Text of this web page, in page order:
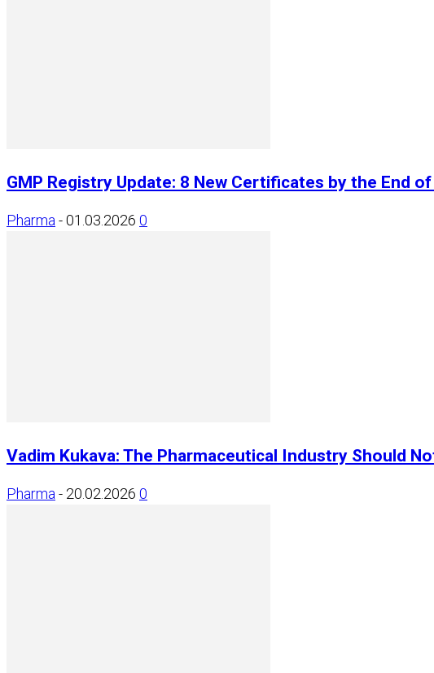
GMP Registry Update: 8 New Certificates by the End
Pharma -01.03.2026 0
Vadim Kukava: The Pharmaceutical Industry Should
Pharma - 20.02.2026 0